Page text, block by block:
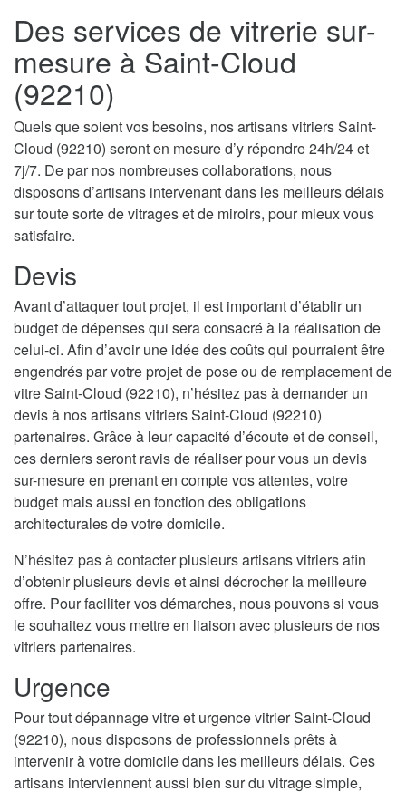
Des services de vitrerie sur-
mesure à Saint-Cloud
(92210)
Quels que soient vos besoins, nos artisans vitriers Saint-
Cloud (92210) seront en mesure d’y répondre 24h/24 et
7j/7. De par nos nombreuses collaborations, nous
disposons d’artisans intervenant dans les meilleurs délais
sur toute sorte de vitrages et de miroirs, pour mieux vous
satisfaire.
Devis
Avant d’attaquer tout projet, il est important d’établir un
budget de dépenses qui sera consacré à la réalisation de
celui-ci. Afin d’avoir une idée des coûts qui pourraient être
engendrés par votre projet de pose ou de remplacement de
vitre Saint-Cloud (92210), n’hésitez pas à demander un
devis à nos artisans vitriers Saint-Cloud (92210)
partenaires. Grâce à leur capacité d’écoute et de conseil,
ces derniers seront ravis de réaliser pour vous un devis
sur-mesure en prenant en compte vos attentes, votre
budget mais aussi en fonction des obligations
architecturales de votre domicile.
N’hésitez pas à contacter plusieurs artisans vitriers afin
d’obtenir plusieurs devis et ainsi décrocher la meilleure
offre. Pour faciliter vos démarches, nous pouvons si vous
le souhaitez vous mettre en liaison avec plusieurs de nos
vitriers partenaires.
Urgence
Pour tout dépannage vitre et urgence vitrier Saint-Cloud
(92210), nous disposons de professionnels prêts à
intervenir à votre domicile dans les meilleurs délais. Ces
artisans interviennent aussi bien sur du vitrage simple,